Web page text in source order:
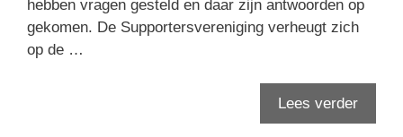
hebben vragen gesteld en daar zijn antwoorden op
gekomen. De Supportersvereniging verheugt zich
op de …
Lees verder